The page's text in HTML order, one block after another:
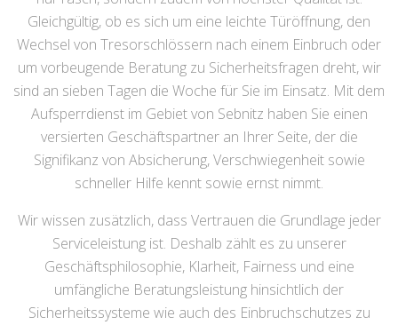
Gleichgültig, ob es sich um eine leichte Türöffnung, den
Wechsel von Tresorschlössern nach einem Einbruch oder
um vorbeugende Beratung zu Sicherheitsfragen dreht, wir
sind an sieben Tagen die Woche für Sie im Einsatz. Mit dem
Aufsperrdienst im Gebiet von Sebnitz haben Sie einen
versierten Geschäftspartner an Ihrer Seite, der die
Signifikanz von Absicherung, Verschwiegenheit sowie
schneller Hilfe kennt sowie ernst nimmt.
Wir wissen zusätzlich, dass Vertrauen die Grundlage jeder
Serviceleistung ist. Deshalb zählt es zu unserer
Geschäftsphilosophie, Klarheit, Fairness und eine
umfängliche Beratungsleistung hinsichtlich der
Sicherheitssysteme wie auch des Einbruchschutzes zu